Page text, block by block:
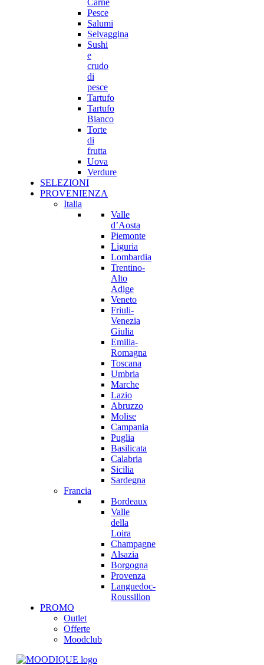
Carne
Pesce
Salumi
Selvaggina
Sushi
e
crudo
di
pesce
Tartufo
Tartufo
Bianco
Torte
di
frutta
Uova
Verdure
SELEZIONI
PROVENIENZA
Italia
Valle
d’Aosta
Piemonte
Liguria
Lombardia
Trentino-
Alto
Adige
Veneto
Friuli-
Venezia
Giulia
Emilia-
Romagna
Toscana
Umbria
Marche
Lazio
Abruzzo
Molise
Campania
Puglia
Basilicata
Calabria
Sicilia
Sardegna
Francia
Bordeaux
Valle
della
Loira
Champagne
Alsazia
Borgogna
Provenza
Languedoc-
Roussillon
PROMO
Outlet
Offerte
Moodclub